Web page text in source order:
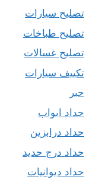
تصليح سيارات
تصليح طباخات
تصليح غسالات
تكييف سيارات
حبر
حداد ابواب
حداد درابزين
حداد درج حديد
حداد ديوانيات